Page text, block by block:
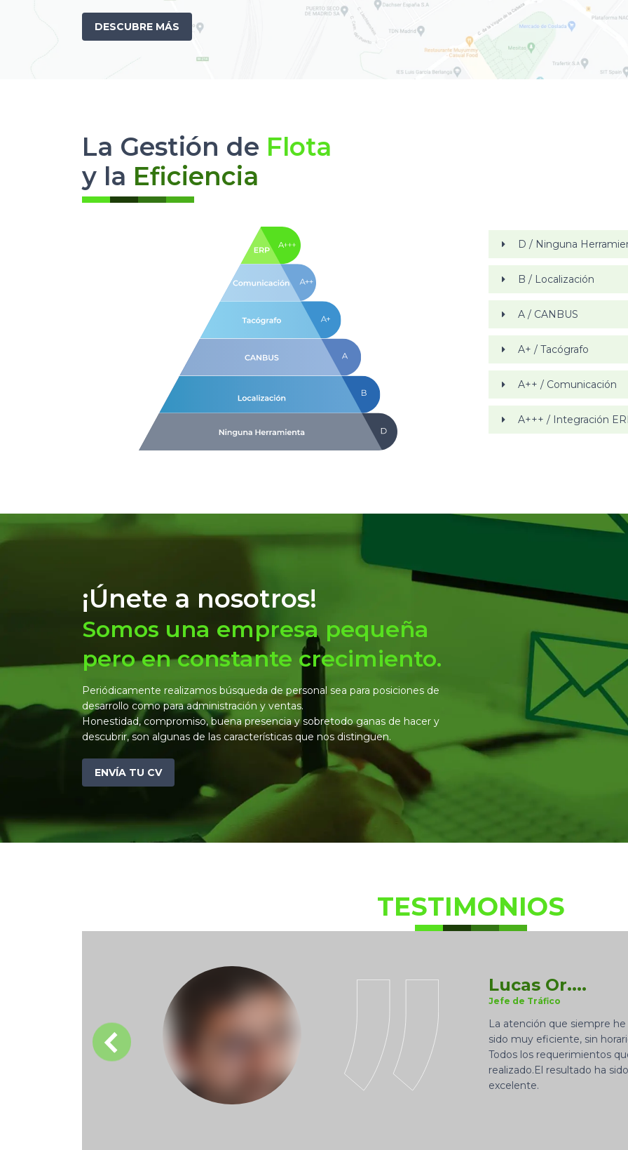
DESCUBRE MÁS
La Gestión de Flota
y la Eficiencia
D / Ninguna
B / Localización
A / CANBUS
A+ / Tacógrafo
A++ / Comunicación
A+++ / Integración
¡Únete a nosotros!
Somos una empresa pequeña
pero en constante crecimiento.
Periódicamente realizamos búsqueda de personal sea para posiciones de
desarrollo como para administración y ventas.
Honestidad, compromiso, buena presencia y sobretodo ganas de hacer y
descubrir, son algunas de las características que nos distinguen.
ENVÍA TU CV
TESTIMONIOS
Lucas Or....
Jefe de Tráfico
La atención que siempre
sido muy eficiente, sin
Todos los requerimientos
realizado.El resultado ha
excelente.